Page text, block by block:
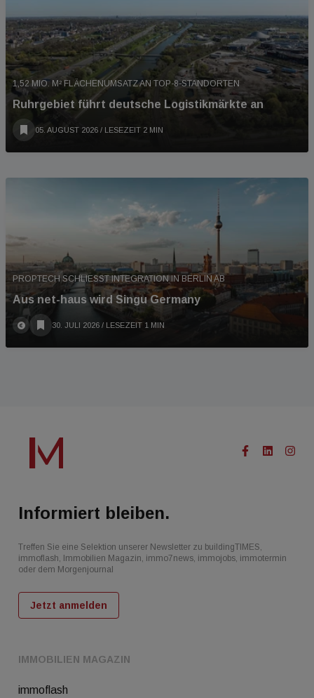
1,52 MIO. M² FLÄCHENUMSATZ AN TOP-8-STANDORTEN
Ruhrgebiet führt deutsche Logistikmärkte an
05. AUGUST 2026 / LESEZEIT 2 MIN
PROPTECH SCHLIESST INTEGRATION IN BERLIN AB
Aus net-haus wird Singu Germany
30. JULI 2026 / LESEZEIT 1 MIN
IMMOBILIEN MAGAZIN
immoflash
Informiert bleiben.
Treffen Sie eine Selektion unserer Newsletter zu buildingTIMES,
immoflash, Immobilien Magazin, immo7news, immojobs, immotermin
oder dem Morgenjournal
Jetzt anmelden